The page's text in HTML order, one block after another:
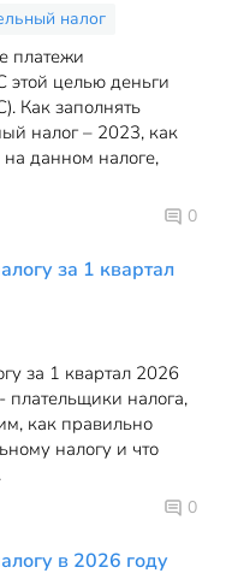
налог
платежи
этой целью деньги
Как заполнять
налог – 2023, как
данном налоге,
0
за 1 квартал
за 1 квартал 2026
плательщики налога,
как правильно
налогу и что
0
в 2026 году